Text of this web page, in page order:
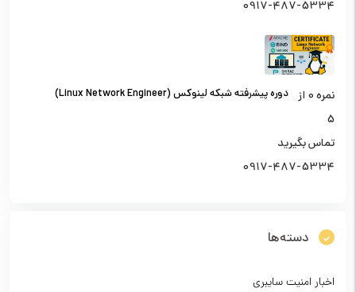
0917-487-5334
دوره پیشرفته شبکه لینوکس (Linux Network Engineer) نمره0 از
5
تماس بگیرید
0917-487-5334
دسته‌ها
اخبار امنیت سایبری